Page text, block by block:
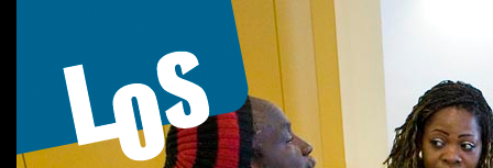
Overslaan en naar de algemene inhoud gaan